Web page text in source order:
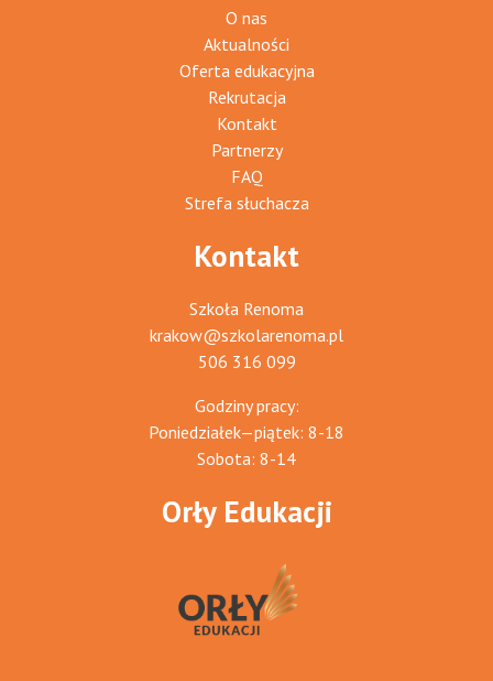
O nas
Aktualności
Oferta edukacyjna
Rekrutacja
Kontakt
Partnerzy
FAQ
Strefa słuchacza
Kontakt
Szkoła Renoma
krakow@szkolarenoma.pl
506 316 099
Godziny pracy:
Poniedziałek—piątek: 8-18
Sobota: 8-14
Orły Edukacji